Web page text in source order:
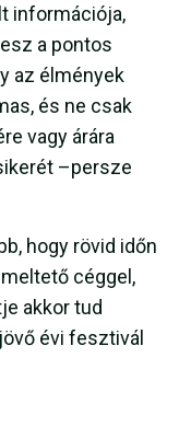
információja,
a pontos
az élmények
és ne csak
vagy árára
–persze
hogy rövid időn
céggel,
akkor tud
évi fesztivál